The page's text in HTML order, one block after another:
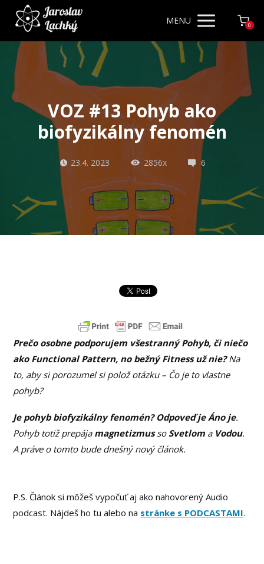
MENU 0
VOZ #13 Pohyb ako
biofyzikálny fenomén
23.4. 2023 2856x 6
Prečo osobne podporujem všestranný Pohyb, či niečo
ako Functional Pattern, no bežný Fitness už nie?Na
to, aby si porozumel si polož otázku – Čo je to vlastne
pohyb?
Je pohyb biofyzikálny fenomén? Odpoveď je Áno je.
Pohyb totiž prepája magnetizmusso Svetlom a Vodou.
A práve o tomto bude dnešný nový článok.
P.S. Článok si môžeš vypočuť aj ako nahovorený Audio
podcast. Nájdeš ho tu alebo na stránke s PODCASTAMI.